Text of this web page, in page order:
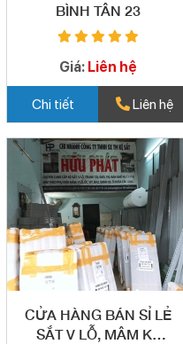
BÌNH TÂN 23
Giá: Liên hệ
Chi tiết Liên hệ
CỬA HÀNG BÁN SỈ LẺ
SẮT V LỖ, MÂM KỆ